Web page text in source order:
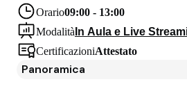
Orario09:00 - 13:00
Modalità In Aula e Live
CertificazioniAttestato
Panoramica